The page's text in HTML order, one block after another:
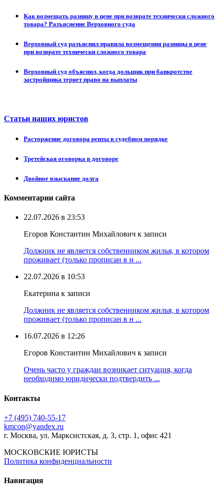
Как возмещать разницу в цене при возврате технически сложного
товара? Разъяснение Верховного суда
Верховный суд разъяснил правила возмещения разницы в цене
при возврате технически сложного товара
Верховный суд объяснил, когда дольщик при банкротстве
застройщика теряет право на выплаты
Статьи наших юристов
Расторжение договора ренты в судебном порядке
Третейская оговорка в договоре
Двойное взыскание долга
Комментарии сайта
22.07.2026 в 23:53
Егоров Константин Михайлович к записи
Должник не является собственником жилья, в котором
проживает (только прописан в н ...
22.07.2026 в 10:53
Екатерина к записи
Должник не является собственником жилья, в котором
проживает (только прописан в н ...
16.07.2026 в 12:26
Егоров Константин Михайлович к записи
Очень часто у граждан возникает ситуация, когда
необходимо юридически подтвердить ...
Контакты
+7 (495) 740‑55‑17
kmcon@yandex.ru
г. Москва, ул. Марксистская, д. 3, стр. 1, офис 421
МОСКОВСКИЕ ЮРИСТЫ
Политика конфиденциальности
Навигация